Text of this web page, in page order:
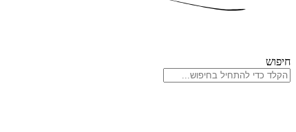
חיפוש